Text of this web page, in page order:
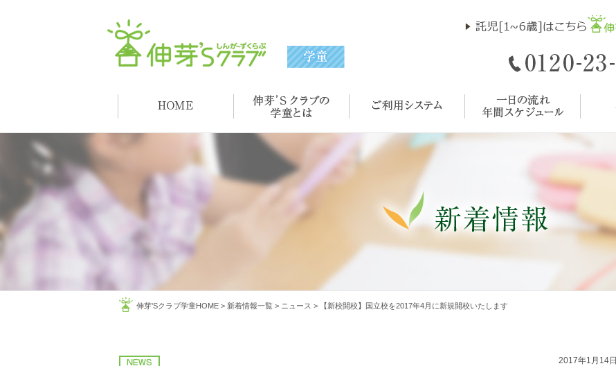
伸芽'Sクラブ学童HOME > 新着情報一覧 > ニュース > 【新校開校】国立校を2017年4月に新規開校いたします
2017年1月14日